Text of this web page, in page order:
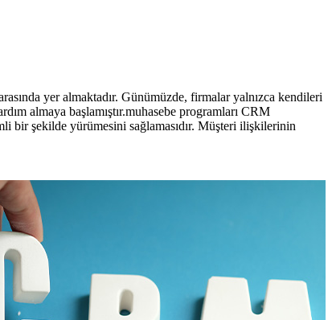
yer almaktadır. Günümüzde, firmalar yalnızca kendileri
almaya başlamıştır.muhasebe programları CRM
bir şekilde yürümesini sağlamasıdır. Müşteri ilişkilerinin